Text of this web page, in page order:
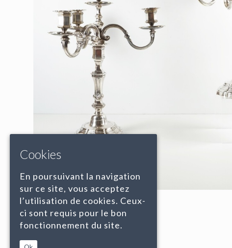
Cookies
En poursuivant la navigation
sur ce site, vous acceptez
l’utilisation de cookies. Ceux-
ci sont requis pour le bon
fonctionnement du site.